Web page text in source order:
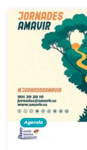
Agenda